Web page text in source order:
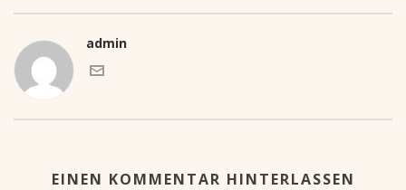
admin
EINEN KOMMENTAR HINTERLASSEN